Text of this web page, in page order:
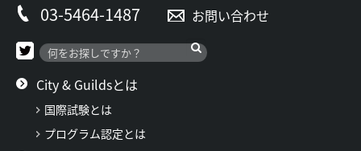
03-5464-1487 お問い合わせ
City & Guildsとは
国際試験とは
プログラム認定とは